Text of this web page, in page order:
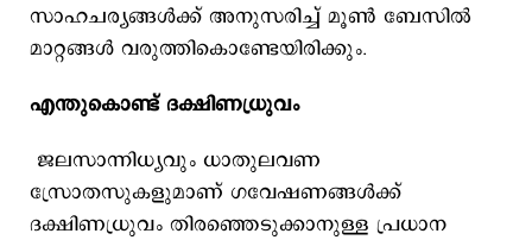
സാഹചര്യങ്ങള്‍ക്ക് അനുസരിച്ച് മൂണ്‍ ബേസില്‍
മാറ്റങ്ങള്‍ വരുത്തികൊണ്ടേയിരിക്കും.
എന്തുകൊണ്ട് ദക്ഷിണധ്രുവം
ജലസാന്നിധ്യവും ധാതുലവണ
സ്രോതസുകളുമാണ് ഗവേഷണങ്ങള്‍ക്ക്
ദക്ഷിണധ്രുവം തിരഞ്ഞെടുക്കാനുള്ള പ്രധാന